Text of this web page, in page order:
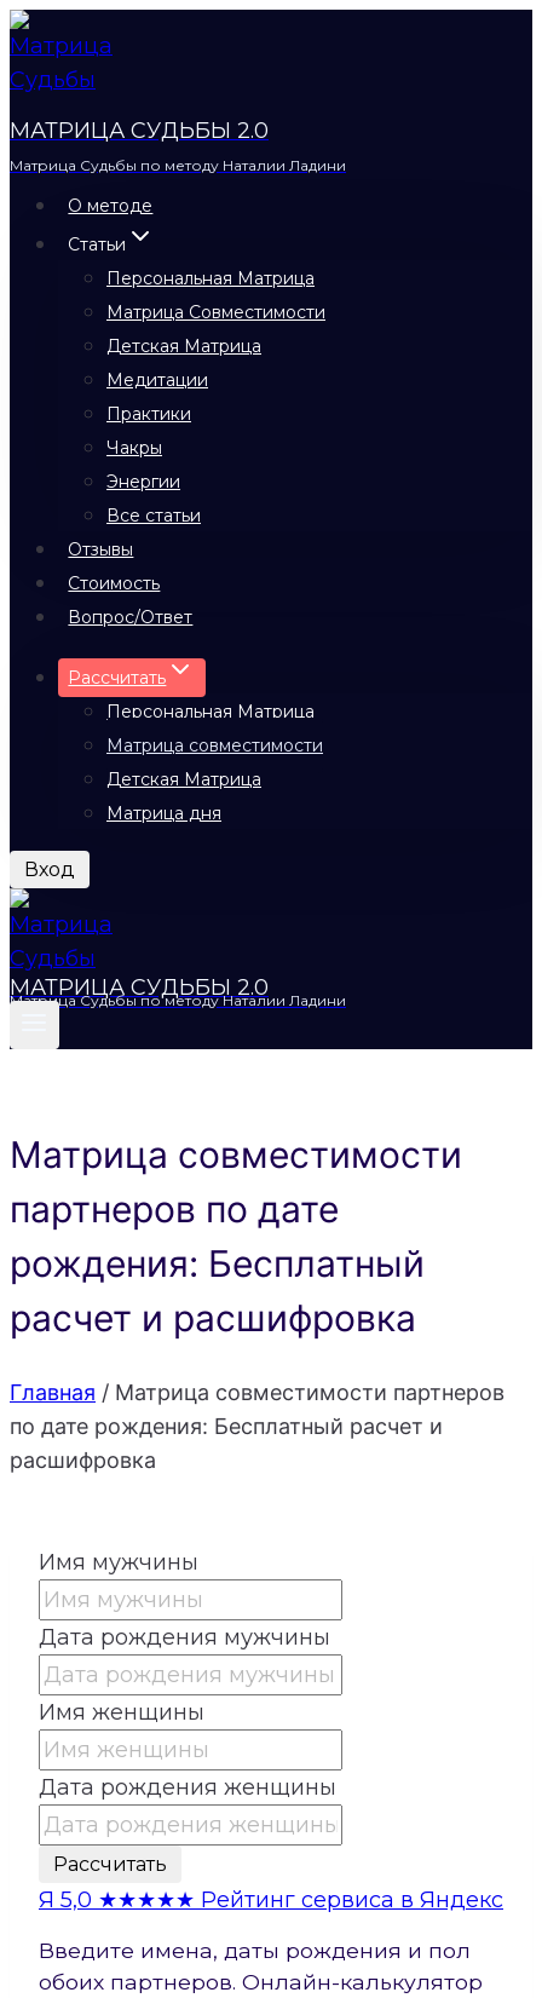
Перейти
к
содержимому
МАТРИЦА СУДЬБЫ 2.0
Матрица Судьбы по методу Наталии Ладини
О методе
Статьи
Персональная Матрица
Матрица Совместимости
Детская Матрица
Медитации
Практики
Чакры
Энергии
Все статьи
Отзывы
Стоимость
Вопрос/Ответ
Рассчитать
Персональная Матрица
Матрица совместимости
Детская Матрица
Матрица дня
Вход
МАТРИЦА СУДЬБЫ 2.0
Матрица Судьбы по методу Наталии Ладини
Матрица совместимости
партнеров по дате
рождения: Бесплатный
расчет и расшифровка
Главная / Матрица совместимости партнеров
по дате рождения: Бесплатный расчет и
расшифровка
Имя мужчины
Дата рождения мужчины
Имя женщины
Дата рождения женщины
Рассчитать
Я 5,0 ★★★★★ Рейтинг сервиса в Яндекс
Введите имена, даты рождения и пол
обоих партнеров. Онлайн-калькулятор